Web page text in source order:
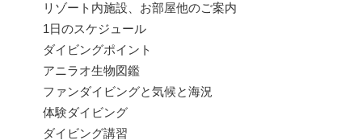
リゾート内施設、お部屋他のご案内
1日のスケジュール
ダイビングポイント
アニラオ生物図鑑
ファンダイビングと気候と海況
体験ダイビング
ダイビング講習